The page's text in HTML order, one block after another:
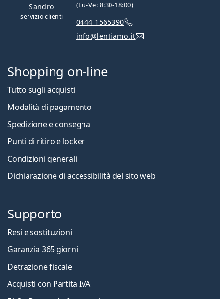
Sandro
servizio clienti
(Lu-Ve: 8:30-18:00)
0444 1565390
info@lentiamo.it
Shopping on-line
Tutto sugli acquisti
Modalità di pagamento
Spedizione e consegna
Punti di ritiro e locker
Condizioni generali
Dichiarazione di accessibilità del sito web
Supporto
Resi e sostituzioni
Garanzia 365 giorni
Detrazione fiscale
Acquisti con Partita IVA